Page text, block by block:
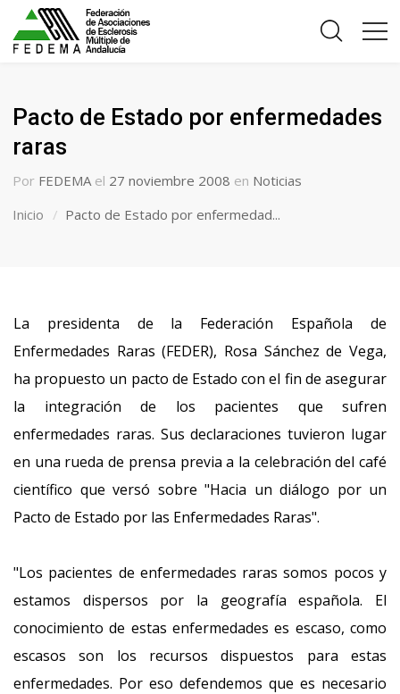
Pacto de Estado por enfermedades
raras
Por FEDEMA el 27 noviembre 2008 en Noticias
Inicio
Pacto de Estado por enfermedad...
La presidenta de la Federación Española de
Enfermedades Raras (FEDER), Rosa Sánchez de Vega,
ha propuesto un pacto de Estado con el fin de asegurar
la integración de los pacientes que sufren
enfermedades raras. Sus declaraciones tuvieron lugar
en una rueda de prensa previa a la celebración del café
científico que versó sobre "Hacia un diálogo por un
Pacto de Estado por las Enfermedades Raras".
"Los pacientes de enfermedades raras somos pocos y
estamos dispersos por la geografía española. El
conocimiento de estas enfermedades es escaso, como
escasos son los recursos dispuestos para estas
enfermedades. Por eso defendemos que es necesario